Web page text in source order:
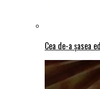
Cea de-a șasea